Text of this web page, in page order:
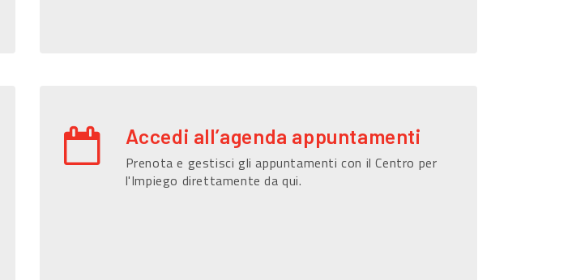
Accedi all’agenda appuntamenti
Prenota e gestisci gli appuntamenti con il Centro per
l'Impiego direttamente da qui.